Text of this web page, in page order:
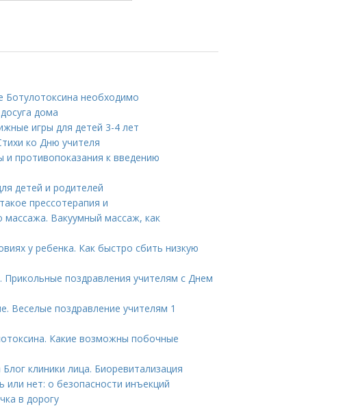
Ботулотоксина необходимо
дома
игры для детей 3-4 лет
ко Дню учителя
противопоказания к введению
детей и родителей
прессотерапия и
массажа. Вакуумный массаж, как
у ребенка. Как быстро сбить низкую
поздравления учителям с Днем
Веселые поздравление учителям 1
Какие возможны побочные
клиники лица. Биоревитализация
нет: о безопасности инъекций
в дорогу